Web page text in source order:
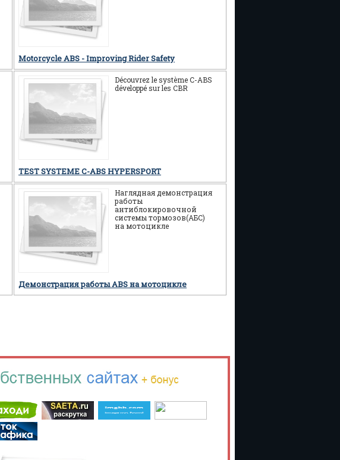
Motorcycle ABS - Improving Rider Safety
Découvrez le système C-ABS
développé sur les CBR
TEST SYSTEME C-ABS HYPERSPORT
Наглядная демонстрация
работы
антиблокировочной
системы тормозов(АБС)
на мотоцикле
Демонстрация работы ABS на мотоцикле